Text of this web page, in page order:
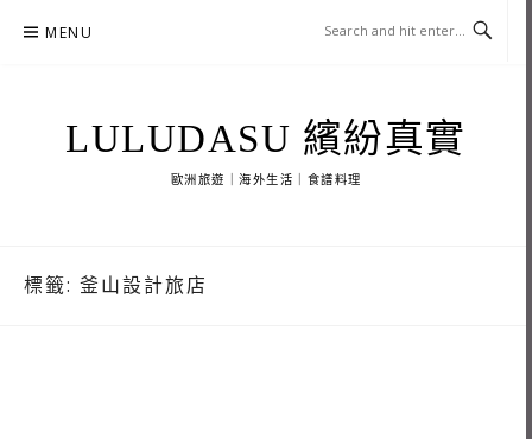
MENU
LULUDASU 繽紛真實
歐洲旅遊｜海外生活｜食譜料理
標籤: 釜山設計旅店